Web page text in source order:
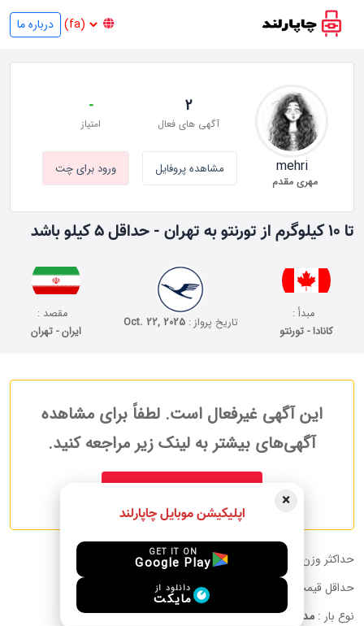
درباره ما
تا 10 کیلوگرم از تورنتو به تهران - حداقل 5 کیلو باشد
مبدأ :
کانادا - تورنتو
تاریخ پرواز :Oct. 22, 2025
مقصد :
ایران - تهران
mehri
مهری مقدم
2
آگهی های فعال
-
امتیاز
مشاهده پروفایل ورود برای چت
این آگهی غیرفعال است. لطفاً برای مشاهده
آگهی‌های بیشتر به لینک زیر مراجعه کنید.
حداکثر وزن قابل حمل :
10.00 kg
حداقل قیمت به ازای هر کیلوگرم:40 CAD
نوع بار : مدارک, پوشاک, دارو, لوازم الکترونیکی, دیگر, لوازم آرایشی
×
اپلیکیشن موبایل چاپارلند
GET IT ON
Google Play
دانلود از
مایکت